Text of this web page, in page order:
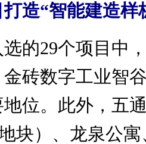
造“智能建造样
29个项目中，
砖数字工业智
位。此外，五
块）、龙泉公